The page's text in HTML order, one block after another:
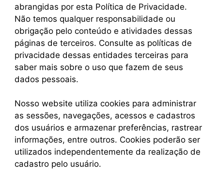
abrangidas por esta Política de Privacidade.
Não temos qualquer responsabilidade ou
obrigação pelo conteúdo e atividades dessas
páginas de terceiros. Consulte as políticas de
privacidade dessas entidades terceiras para
saber mais sobre o uso que fazem de seus
dados pessoais.
Nosso website utiliza cookies para administrar
as sessões, navegações, acessos e cadastros
dos usuários e armazenar preferências, rastrear
informações, entre outros. Cookies poderão ser
utilizados independentemente da realização de
cadastro pelo usuário.